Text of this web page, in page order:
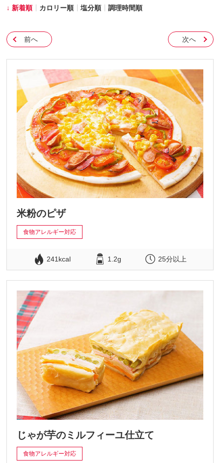
新着順
カロリー順 塩分順 調理時間順
前へ 次へ
米粉のピザ
食物アレルギー対応
241kcal 1.2g 25分以上
じゃが芋のミルフィーユ仕立て
食物アレルギー対応